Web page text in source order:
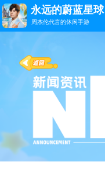
永远的蔚蓝星球
周杰伦代言的休闲手游